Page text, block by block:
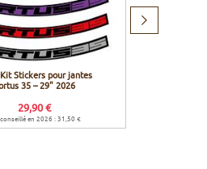
Stickers pour jantes
35 – 29" 2026
29,90 €
en 2026 : 31,50 €
Produit